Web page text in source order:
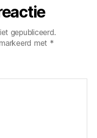
gepubliceerd.
met *